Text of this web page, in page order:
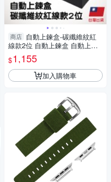
商店 自動上鍊盒-碳纖維紋紅
線款2位 自動上鍊盒 自動上鍊
錶盒 搖錶器-輕居家8686
$1,155
加入購物車